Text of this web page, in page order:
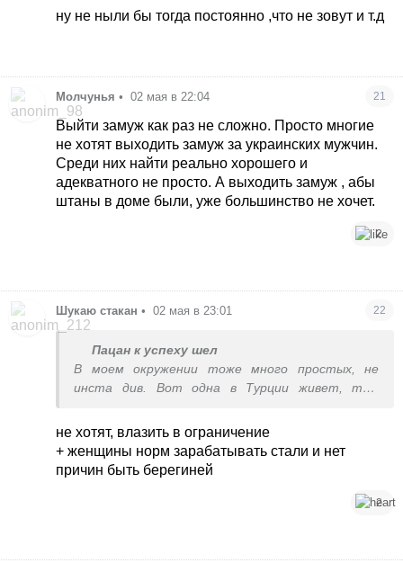
ну не ныли бы тогда постоянно ,что не зовут и т.д
Молчунья • 02 мая в 22:04 21
Выйти замуж как раз не сложно. Просто многие
не хотят выходить замуж за украинских мужчин.
Среди них найти реально хорошего и
адекватного не просто. А выходить замуж , абы
штаны в доме были, уже большинство не хочет.
2
Шукаю стакан • 02 мая в 23:01 22
Пацан к успеху шел
В моем окружении тоже много простых, не
инста див. Вот одна в Турции живет, там
парнем, тоже 30, даже пост написала на ДР что
не так себе представляла свои 30, думала
не хотят, влазить в ограничение
+ женщины норм зарабатывать стали и нет
причин быть берегиней
2